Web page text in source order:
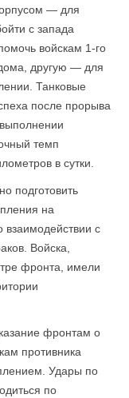
— для
с запада
войскам 1-го
другую — для
Танковые
после прорыва
темп
в сутки.
подготовить
на
взаимодействии с
Войска,
фронта, имели
фронтам о
противника
Удары по
по